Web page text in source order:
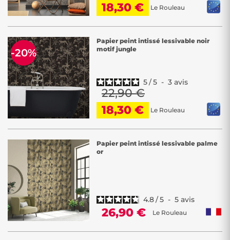
18,30 €
Le Rouleau
Papier peint intissé lessivable noir
motif jungle
5/5 - 3 avis
22,90 €
18,30 €
Le Rouleau
-20%
Papier peint intissé lessivable palme
or
4.8/5 - 5 avis
26,90 € Le Rouleau